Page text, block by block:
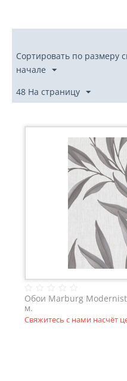
Сортировать по размеру
начале
48 На страницу
Обои Marburg
м.
Свяжитесь с нами насчёт